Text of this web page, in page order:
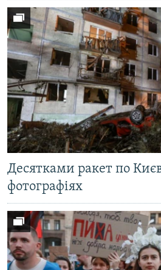
Десятками ракет по
фотографіях